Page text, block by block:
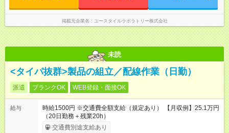
掲載元企業名 ユースタイルラボラトリー株式会社
未読
<タイパ抜群>製品の組立／配線作業（日勤）
派遣 ブランクOK WEB登録・面接OK
給与
時給1500円 ※交通費全額支給（規定あり） 【月収例】25.1万円
（20日勤務＋残業20h）
交通費別途支給あり